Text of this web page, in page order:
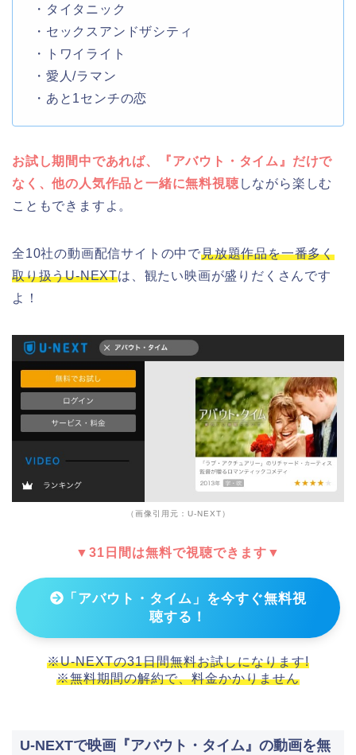
・タイタニック
・セックスアンドザシティ
・トワイライト
・愛人/ラマン
・あと1センチの恋
お試し期間中であれば、『アバウト・タイム』だけで
なく、他の人気作品と一緒に無料視聴 しながら楽しむ
こともできますよ。
全10社の動画配信サイトの中で見放題作品を一番多く
取り扱うU-NEXTは、観たい映画が盛りだくさんです
よ！
（画像引用元：U-NEXT）
▼31日間は無料で視聴できます▼
「アバウト・タイム」を今すぐ無料視
聴する！
※U-NEXTの31日間無料お試しになります!
※無料期間の解約で、料金かかりません
U-NEXTで映画『アバウト・タイム』の動画を無